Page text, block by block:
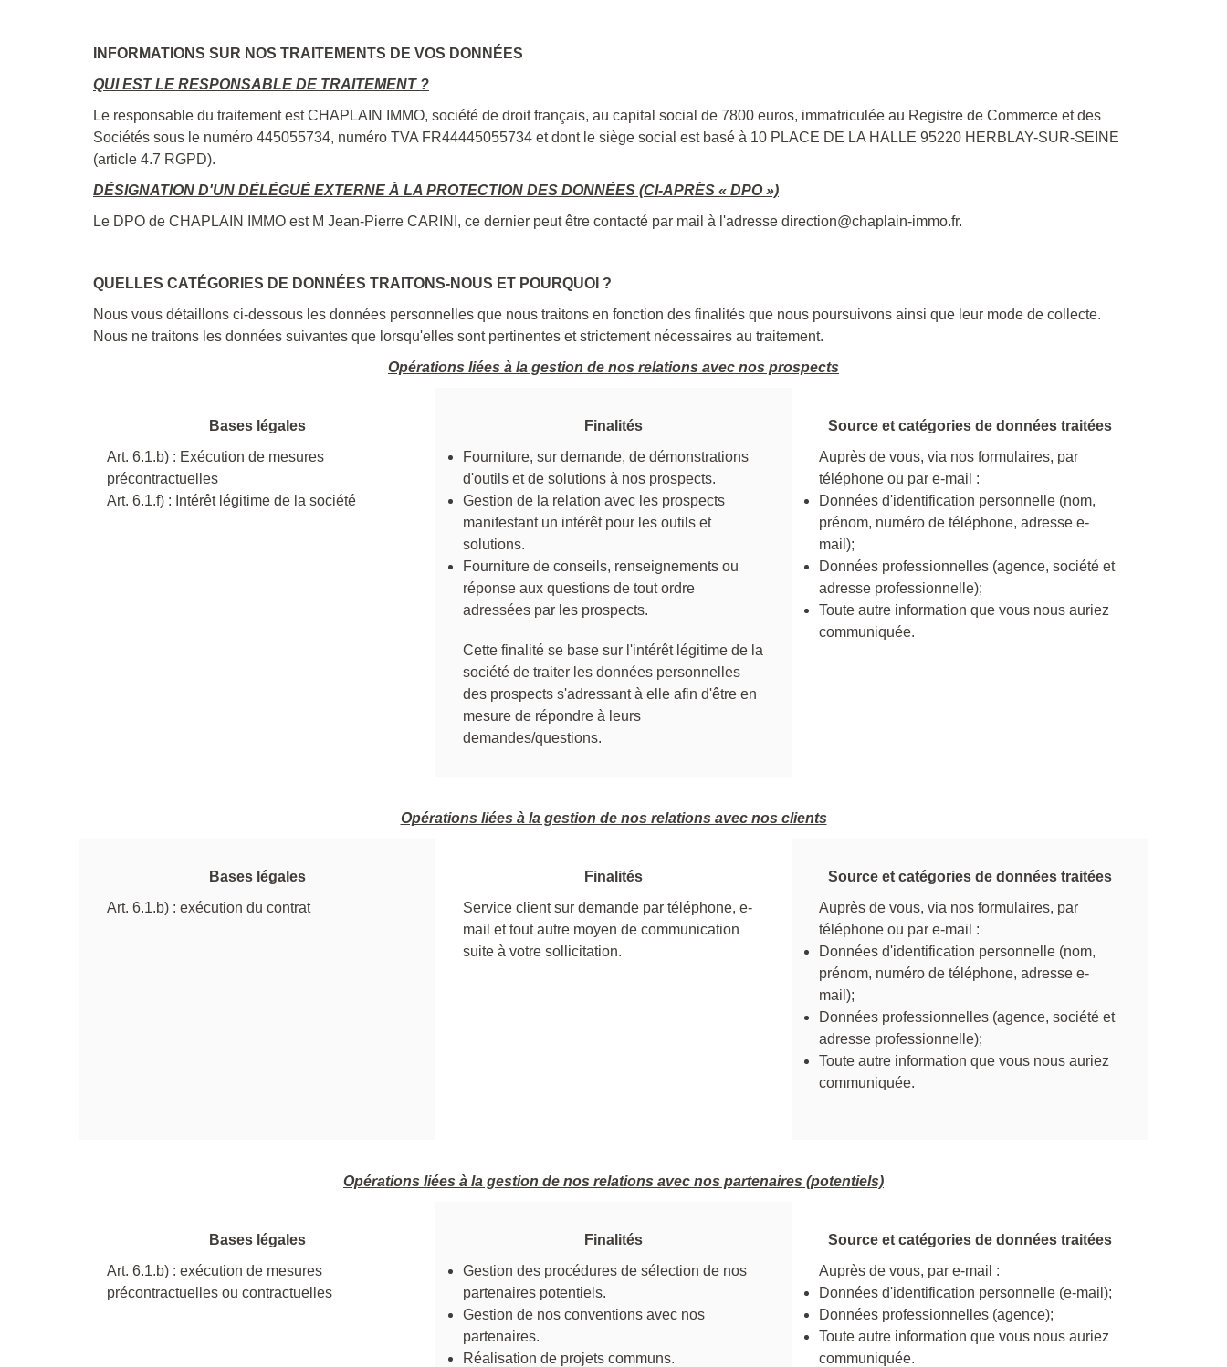
INFORMATIONS SUR NOS TRAITEMENTS DE VOS DONNÉES
QUI EST LE RESPONSABLE DE TRAITEMENT ?
Le responsable du traitement est CHAPLAIN IMMO, société de droit français, au capital social de 7800 euros, immatriculée au Registre de Commerce et des
Sociétés sous le numéro 445055734, numéro TVA FR44445055734 et dont le siège social est basé à 10 PLACE DE LA HALLE 95220 HERBLAY-SUR-SEINE
(article 4.7 RGPD).
DÉSIGNATION D'UN DÉLÉGUÉ EXTERNE À LA PROTECTION DES DONNÉES (CI-APRÈS « DPO »)
Le DPO de CHAPLAIN IMMO est M Jean-Pierre CARINI, ce dernier peut être contacté par mail à l'adresse direction@chaplain-immo.fr.
QUELLES CATÉGORIES DE DONNÉES TRAITONS-NOUS ET POURQUOI ?
Nous vous détaillons ci-dessous les données personnelles que nous traitons en fonction des finalités que nous poursuivons ainsi que leur mode de collecte.
Nous ne traitons les données suivantes que lorsqu'elles sont pertinentes et strictement nécessaires au traitement.
Opérations liées à la gestion de nos relations avec nos prospects
Bases légales
Art. 6.1.b) : Exécution de mesures
précontractuelles
Art. 6.1.f) : Intérêt légitime de la société
Finalités
Fourniture, sur demande, de démonstrations
d'outils et de solutions à nos prospects.
Gestion de la relation avec les prospects
manifestant un intérêt pour les outils et
solutions.
Fourniture de conseils, renseignements ou
réponse aux questions de tout ordre
adressées par les prospects.
Cette finalité se base sur l'intérêt légitime de la
société de traiter les données personnelles
des prospects s'adressant à elle afin d'être en
mesure de répondre à leurs
demandes/questions.
Source et catégories de données traitées
Auprès de vous, via nos formulaires, par
téléphone ou par e-mail :
Données d'identification personnelle (nom,
prénom, numéro de téléphone, adresse e-
mail);
Données professionnelles (agence, société et
adresse professionnelle);
Toute autre information que vous nous auriez
communiquée.
Opérations liées à la gestion de nos relations avec nos clients
Bases légales
Art. 6.1.b) : exécution du contrat
Finalités
Service client sur demande par téléphone, e-
mail et tout autre moyen de communication
suite à votre sollicitation.
Source et catégories de données traitées
Auprès de vous, via nos formulaires, par
téléphone ou par e-mail :
Données d'identification personnelle (nom,
prénom, numéro de téléphone, adresse e-
mail);
Données professionnelles (agence, société et
adresse professionnelle);
Toute autre information que vous nous auriez
communiquée.
Opérations liées à la gestion de nos relations avec nos partenaires (potentiels)
Bases légales
Art. 6.1.b) : exécution de mesures
précontractuelles ou contractuelles
Finalités
Gestion des procédures de sélection de nos
partenaires potentiels.
Gestion de nos conventions avec nos
partenaires.
Réalisation de projets communs.
Source et catégories de données traitées
Auprès de vous, par e-mail :
Données d'identification personnelle (e-mail);
Données professionnelles (agence);
Toute autre information que vous nous auriez
communiquée.